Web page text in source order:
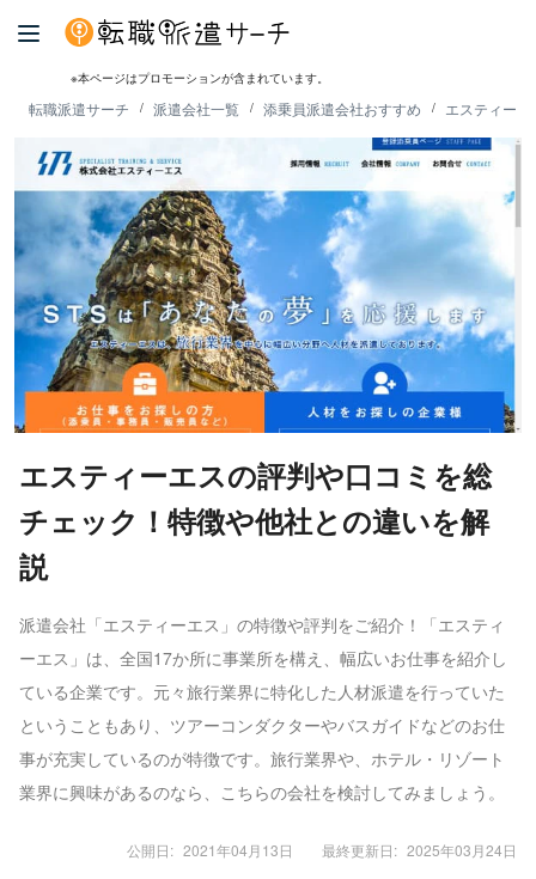
※本ページはプロモーションが含まれています。
転職派遣サーチ 派遣会社一覧 添乗員派遣会社おすすめ エスティー
エスティーエスの評判や口コミを総
チェック！特徴や他社との違いを解
説
派遣会社「エスティーエス」の特徴や評判をご紹介！「エスティ
ーエス」は、全国17か所に事業所を構え、幅広いお仕事を紹介し
ている企業です。元々旅行業界に特化した人材派遣を行っていた
ということもあり、ツアーコンダクターやバスガイドなどのお仕
事が充実しているのが特徴です。旅行業界や、ホテル・リゾート
業界に興味があるのなら、こちらの会社を検討してみましょう。
公開日: 2021年04月13日 最終更新日: 2025年03月24日